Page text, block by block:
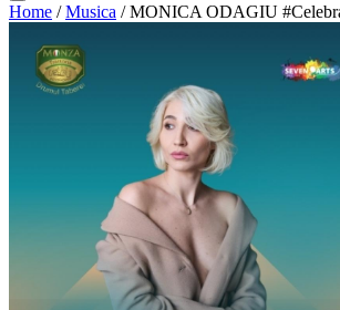
Home / Musica / MONICA ODAGIU